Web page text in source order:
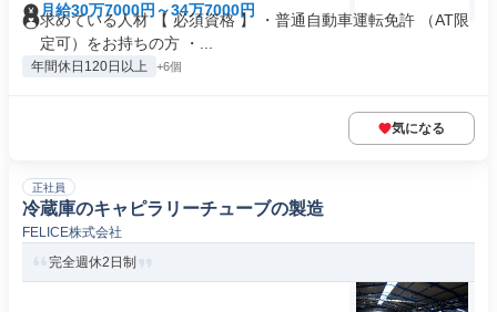
月給30万7000円～34万7000円
求めている人材 【 必須資格 】 ・普通自動車運転免許 （AT限
定可）をお持ちの方 ・...
年間休日120日以上 +6個
気になる
正社員
冷蔵庫のキャピラリーチューブの製造
FELICE株式会社
完全週休2日制